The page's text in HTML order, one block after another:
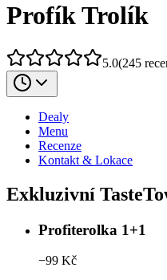
Profík Trolík
5.0(245
Dealy
Menu
Recenze
Kontakt & Lokace
Exkluzivní
Profiterolka 1+1
−99 Kč